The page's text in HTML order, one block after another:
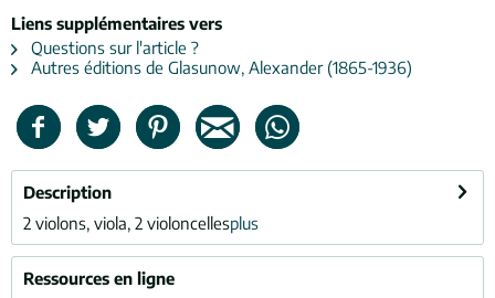
Liens supplémentaires vers
Questions sur l'article ?
Autres éditions de Glasunow, Alexander (1865-1936)
Description
2 violons, viola, 2 violoncellesplus
Ressources en ligne